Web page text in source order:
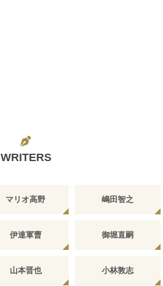
WRITERS
マリオ高野 嶋田智之
伊達軍曹 御堀直嗣
山本晋也 小林敦志